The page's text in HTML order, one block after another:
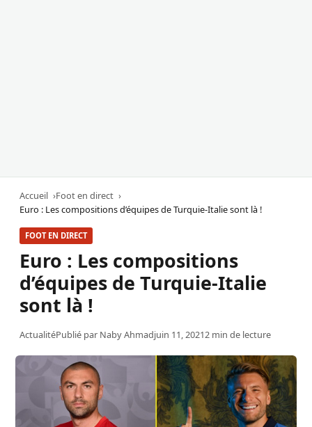
Accueil
Foot en direct
Euro : Les compositions d’équipes de Turquie-Italie sont là !
FOOT EN DIRECT
Euro : Les compositions
d’équipes de Turquie-Italie
sont là !
ActualitéPublié par Naby Ahmadjuin 11, 20212 min de lecture